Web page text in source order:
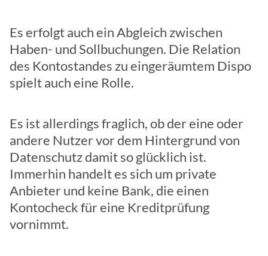
Es erfolgt auch ein Abgleich zwischen
Haben- und Sollbuchungen. Die Relation
des Kontostandes zu eingeräumtem Dispo
spielt auch eine Rolle.
Es ist allerdings fraglich, ob der eine oder
andere Nutzer vor dem Hintergrund von
Datenschutz damit so glücklich ist.
Immerhin handelt es sich um private
Anbieter und keine Bank, die einen
Kontocheck für eine Kreditprüfung
vornimmt.